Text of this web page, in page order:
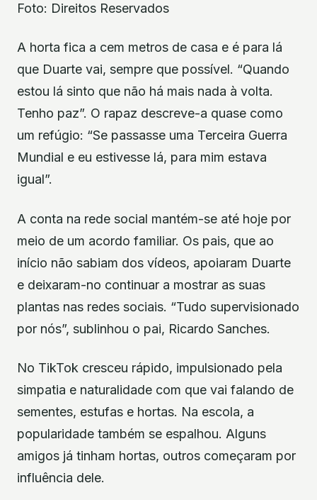
Foto: Direitos Reservados
A horta fica a cem metros de casa e é para lá
que Duarte vai, sempre que possível. “Quando
estou lá sinto que não há mais nada à volta.
Tenho paz”. O rapaz descreve-a quase como
um refúgio: “Se passasse uma Terceira Guerra
Mundial e eu estivesse lá, para mim estava
igual”.
A conta na rede social mantém-se até hoje por
meio de um acordo familiar. Os pais, que ao
início não sabiam dos vídeos, apoiaram Duarte
e deixaram-no continuar a mostrar as suas
plantas nas redes sociais. “Tudo supervisionado
por nós”, sublinhou o pai, Ricardo Sanches.
No TikTok cresceu rápido, impulsionado pela
simpatia e naturalidade com que vai falando de
sementes, estufas e hortas. Na escola, a
popularidade também se espalhou. Alguns
amigos já tinham hortas, outros começaram por
influência dele.